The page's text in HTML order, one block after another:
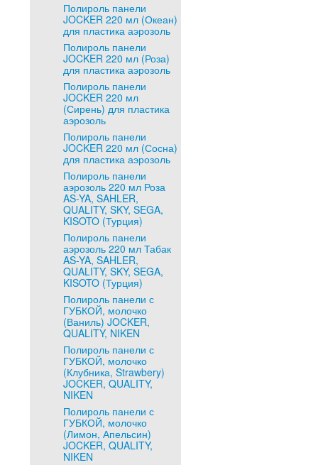
Полироль панели
JOCKER 220 мл (Океан)
для пластика аэрозоль
Полироль панели
JOCKER 220 мл (Роза)
для пластика аэрозоль
Полироль панели
JOCKER 220 мл
(Сирень) для пластика
аэрозоль
Полироль панели
JOCKER 220 мл (Сосна)
для пластика аэрозоль
Полироль панели
аэрозоль 220 мл Роза
AS-YA, SAHLER,
QUALITY, SKY, SEGA,
KISOTO (Турция)
Полироль панели
аэрозоль 220 мл Табак
AS-YA, SAHLER,
QUALITY, SKY, SEGA,
KISOTO (Турция)
Полироль панели с
ГУБКОЙ, молочко
(Ваниль) JOCKER,
QUALITY, NIKEN
Полироль панели с
ГУБКОЙ, молочко
(Клубника, Strawbery)
JOCKER, QUALITY,
NIKEN
Полироль панели с
ГУБКОЙ, молочко
(Лимон, Апельсин)
JOCKER, QUALITY,
NIKEN